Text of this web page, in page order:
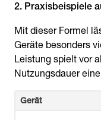
2. Praxisbeispiele
Mit dieser Formel
Geräte besonders
Leistung spielt vor
Nutzungsdauer
Gerät